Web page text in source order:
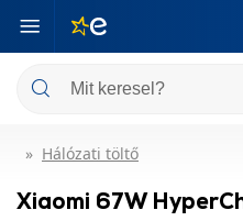
Hálózati töltő
Xiaomi 67W